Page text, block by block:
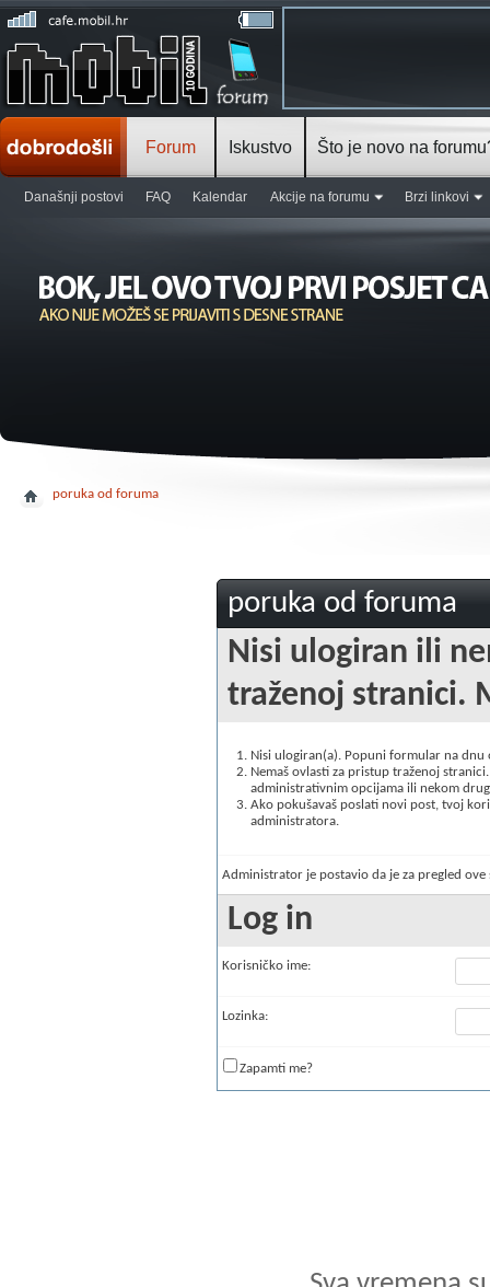
Forum
Današnji postovi FAQ Kalendar Akcije na forumu Brzi linkovi
Iskustvo Što je novo na
poruka od foruma
poruka od foruma
Nisi ulogiran ili
traženoj stranici.
Nisi ulogiran(a). Popuni formular na
Nemaš ovlasti za pristup traženoj
administrativnim opcijama ili nekom
Ako pokušavaš poslati novi post, tvoj
administratora.
Administrator je postavio da je za pregled
Log in
Korisničko ime:
Lozinka:
Zapamti me?